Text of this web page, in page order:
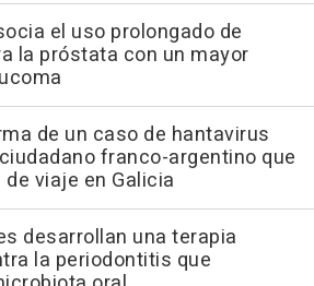
el uso prolongado de
la próstata con un mayor
de un caso de hantavirus
franco-argentino que
viaje en Galicia
desarrollan una terapia
la periodontitis que